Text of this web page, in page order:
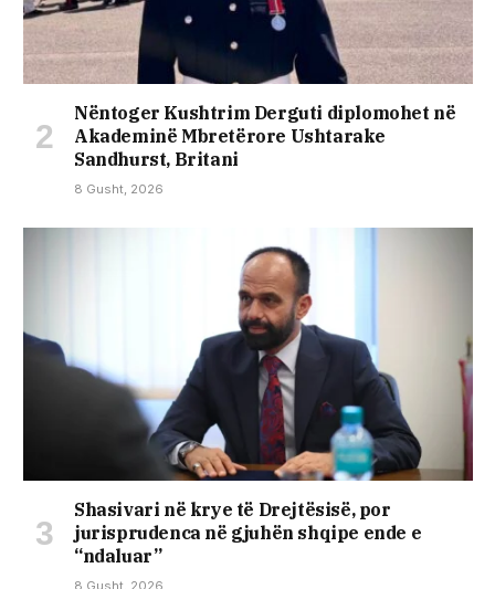
Nëntoger Kushtrim Derguti diplomohet në
Akademinë Mbretërore Ushtarake
Sandhurst, Britani
8 Gusht, 2026
Shasivari në krye të Drejtësisë, por
jurisprudenca në gjuhën shqipe ende e
“ndaluar”
8 Gusht, 2026